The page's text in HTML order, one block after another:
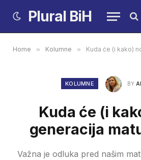
Plural BiH
Home » Kolumne » Kuda će (i kako)
KOLUMNE BY
Kuda će (i
generacija
Važna je odluka pred našim